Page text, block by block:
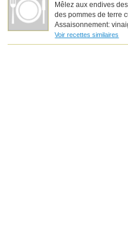
Mêlez aux endives
des pommes de terre
Assaisonnement:
Voir recettes similaires